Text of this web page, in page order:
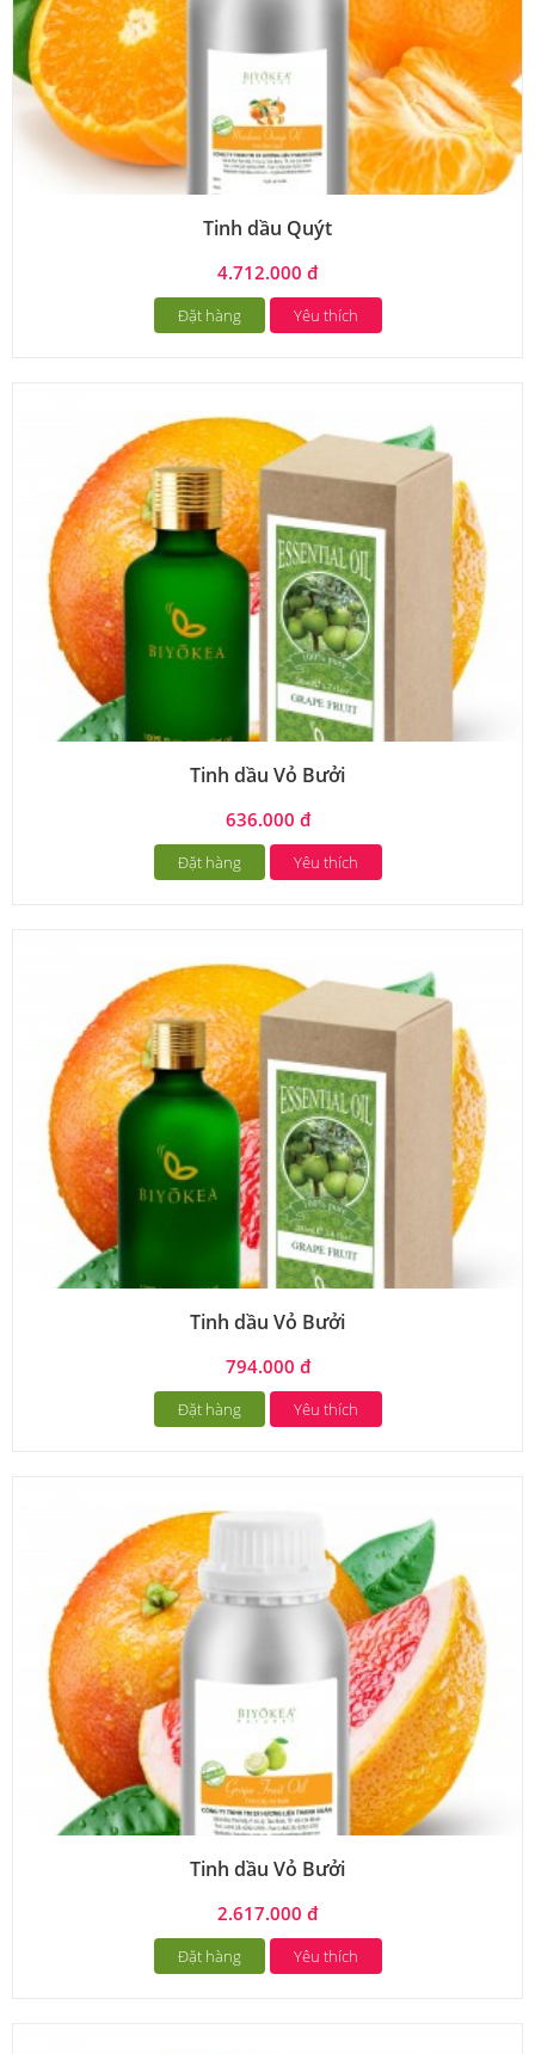
Tinh dầu Quýt
4.712.000 đ
Đặt hàng Yêu thích
Tinh dầu Vỏ Bưởi
636.000 đ
Đặt hàng Yêu thích
Tinh dầu Vỏ Bưởi
794.000 đ
Đặt hàng Yêu thích
Tinh dầu Vỏ Bưởi
2.617.000 đ
Đặt hàng Yêu thích